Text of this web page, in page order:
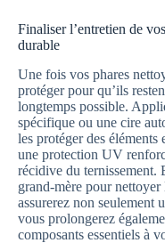
Finaliser l’entretien de
durable
Une fois vos phares
protéger pour qu’ils
longtemps possible.
spécifique ou une cire
les protéger des éléments
une protection UV
récidive du ternissement.
grand-mère pour
assurerez non seulement
vous prolongerez
composants essentiels à